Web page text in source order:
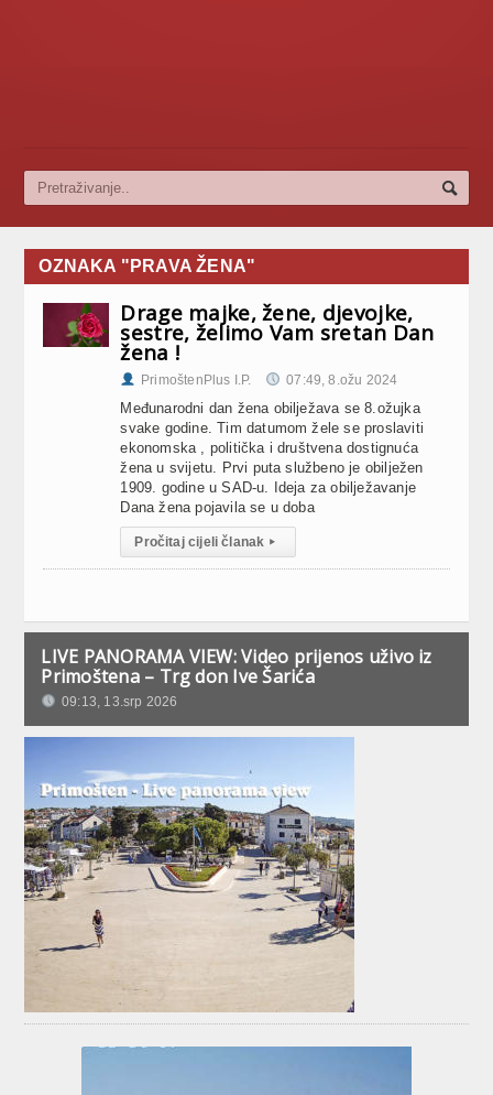
OZNAKA "PRAVA ŽENA"
Drage majke, žene, djevojke,
sestre, želimo Vam sretan Dan
žena !
PrimoštenPlus I.P. 07:49, 8.ožu 2024
Međunarodni dan žena obilježava se 8.ožujka
svake godine. Tim datumom žele se proslaviti
ekonomska , politička i društvena dostignuća
žena u svijetu. Prvi puta službeno je obilježen
1909. godine u SAD-u. Ideja za obilježavanje
Dana žena pojavila se u doba
Pročitaj cijeli članak ▸
LIVE PANORAMA VIEW: Video prijenos uživo iz
Primoštena – Trg don Ive Šarića
09:13, 13.srp 2026